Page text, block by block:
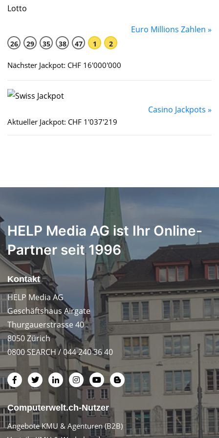
Euro Millions Zahlen »
26 29 35 38 47 1 2
Nächster Jackpot: CHF 16'000'000
Casino Jackpots »
Aktueller Jackpot: CHF 1'037'219
HELP Media AG ist Ihr Online-
Partner seit 1996
Kontakt
HELP Media AG
Geschäftshaus Airgate
Thurgauerstrasse 40
8050 Zürich
0800 SEARCH / 044 240 36 40
Computerwelt.ch-Nutzer
Angebote KMU & Agenturen (B2B)